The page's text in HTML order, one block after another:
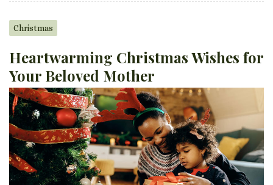
Christmas
Heartwarming Christmas Wishes for
Your Beloved Mother